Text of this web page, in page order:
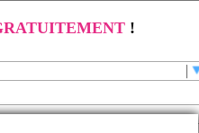
!
France/Rencontre personne handicapée/
Maurice-de-Rémens avecIdylive